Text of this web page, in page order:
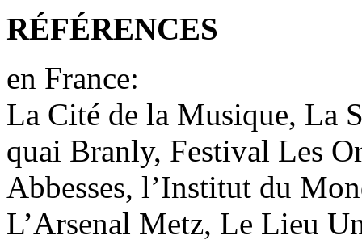
RÉFÉRENCES
­en France:
La Cité de la Musique, La
quai Branly, Festival Les
Abbesses, l’Institut du
L’Arsenal Metz, Le Lieu